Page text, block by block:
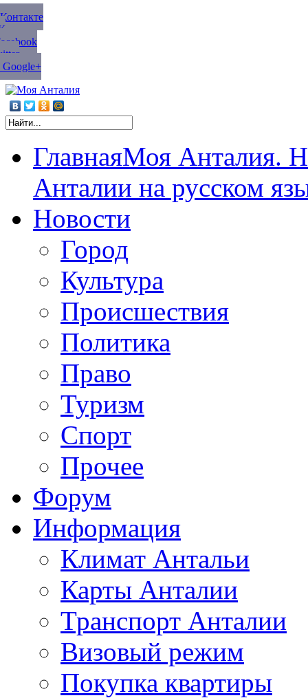
ГлавнаяМоя Анталия.
Анталии на русском
Новости
Город
Культура
Происшествия
Политика
Право
Туризм
Спорт
Прочее
Форум
Информация
Климат Антальи
Карты Анталии
Транспорт Анталии
Визовый режим
Покупка квартиры